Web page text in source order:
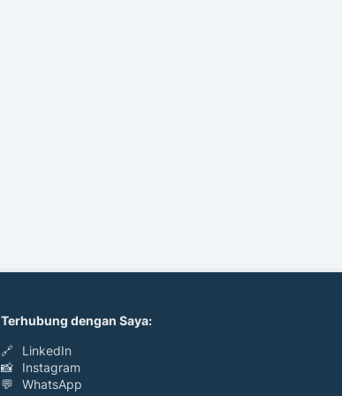
Terhubung dengan Saya:
🔗
LinkedIn
📸
Instagram
💬
WhatsApp